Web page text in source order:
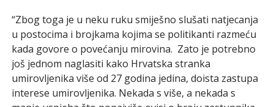
“Zbog toga je u neku ruku smiješno slušati natjecanja
u postocima i brojkama kojima se politikanti razmeću
kada govore o povećanju mirovina. Zato je potrebno
još jednom naglasiti kako Hrvatska stranka
umirovljenika više od 27 godina jedina, doista zastupa
interese umirovljenika. Nekada s više, a nekada s